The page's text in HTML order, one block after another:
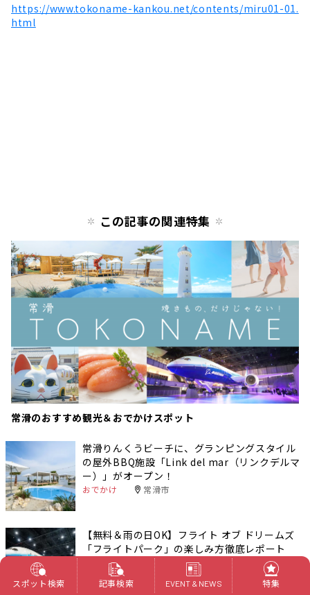
https://www.tokoname-kankou.net/contents/miru01-01.
html
この記事の関連特集
常滑のおすすめ観光＆おでかけスポット
常滑りんくうビーチに、グランピングスタイル
の屋外BBQ施設「Link del mar（リンクデルマ
ー）」がオープン！
おでかけ 常滑市
【無料＆雨の日OK】フライト オブ ドリームズ
「フライトパーク」の楽しみ方徹底レポート
おでかけ
常滑市
スポット検索
記事検索 EVENT & NEWS 特集